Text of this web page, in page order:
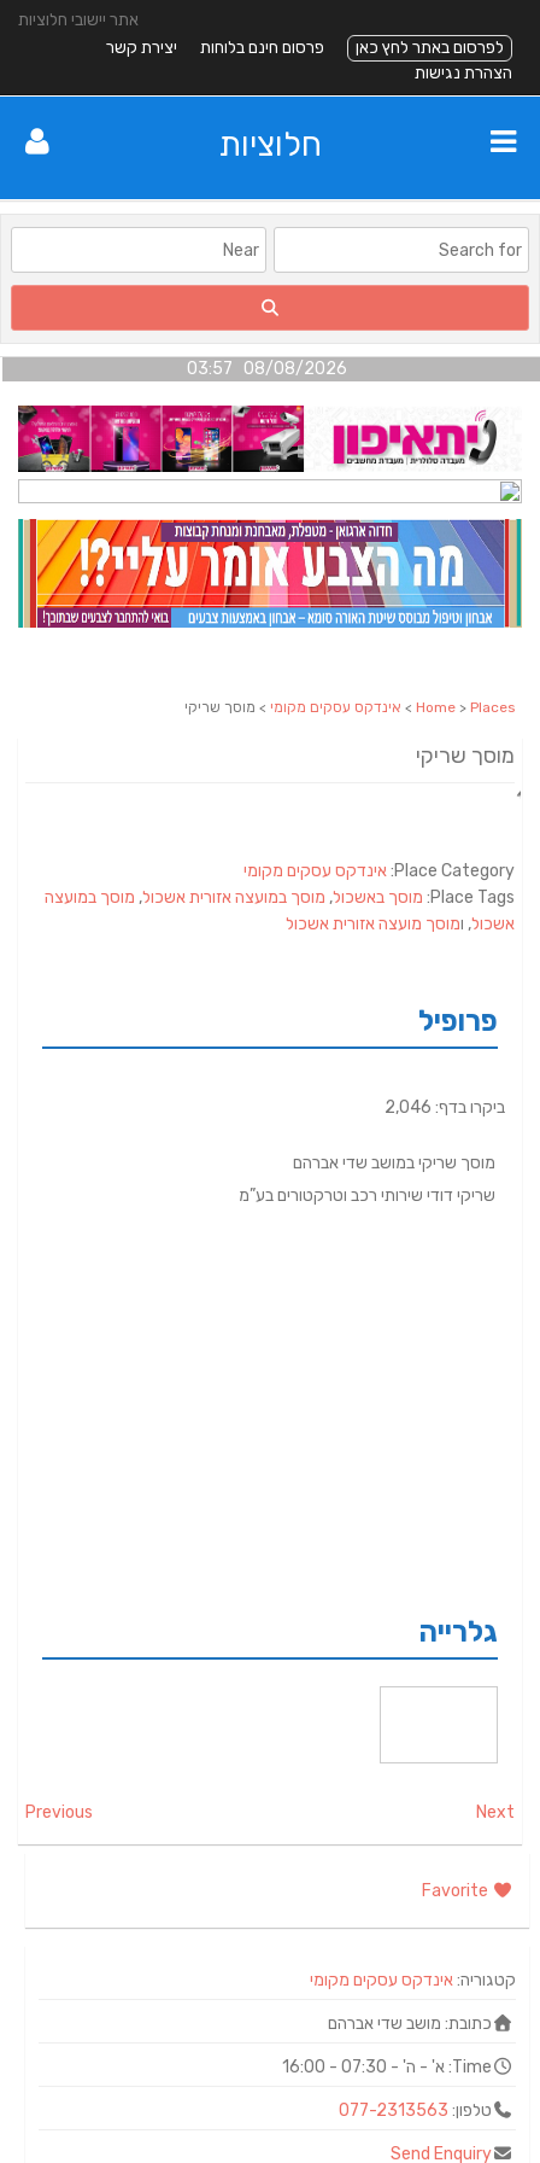
אתר יישובי חלוציות
לפרסום באתר לחץ כאן
פרסום חינם בלוחות
יצירת קשר
הצהרת נגישות
חלוציות
08/08/2026 03:57
Home > Places
> אינדקס עסקים מקומי > מוסך שריקי
מוסך שריקי
Place Category: אינדקס עסקים מקומי
Place Tags: מוסך באשכול, מוסך במועצה אזורית אשכול, מוסך במועצה
אשכול, ומוסך מועצה אזורית אשכול
פרופיל
ביקרו בדף: 2,046
מוסך שריקי במושב שדי אברהם
שריקי דודי שירותי רכב וטרקטורים בע”מ
גלרייה
Previous Next
קטגוריה:אינדקס עסקים מקומי
כתובת: מושב שדי אברהם
Time: א' - ה' - 07:30 - 16:00
טלפון: 077-2313563
Send Enquiry